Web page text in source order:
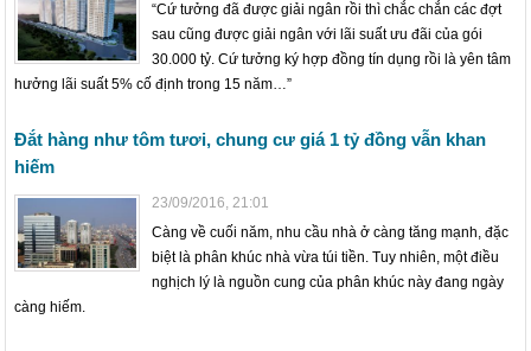
“Cứ tưởng đã được giải ngân rồi thì chắc chắn các đợt
sau cũng được giải ngân với lãi suất ưu đãi của gói
30.000 tỷ. Cứ tưởng ký hợp đồng tín dụng rồi là yên tâm
hưởng lãi suất 5% cố định trong 15 năm…”
Đắt hàng như tôm tươi, chung cư giá 1 tỷ đồng vẫn khan
hiếm
23/09/2016, 21:01
Càng về cuối năm, nhu cầu nhà ở càng tăng mạnh, đặc
biệt là phân khúc nhà vừa túi tiền. Tuy nhiên, một điều
nghịch lý là nguồn cung của phân khúc này đang ngày
càng hiếm.